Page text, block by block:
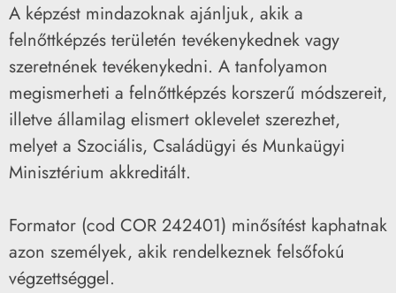
A képzést mindazoknak ajánljuk, akik a
felnőttképzés területén tevékenykednek vagy
szeretnének tevékenykedni. A tanfolyamon
megismerheti a felnőttképzés korszerű módszereit,
illetve államilag elismert oklevelet szerezhet,
melyet a Szociális, Családügyi és Munkaügyi
Minisztérium akkreditált.
Formator (cod COR 242401) minősítést kaphatnak
azon személyek, akik rendelkeznek felsőfokú
végzettséggel.